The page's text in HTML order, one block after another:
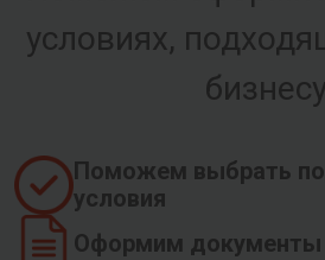
условиях,
бизнесу
Поможем выбрать
условия
Оформим документы